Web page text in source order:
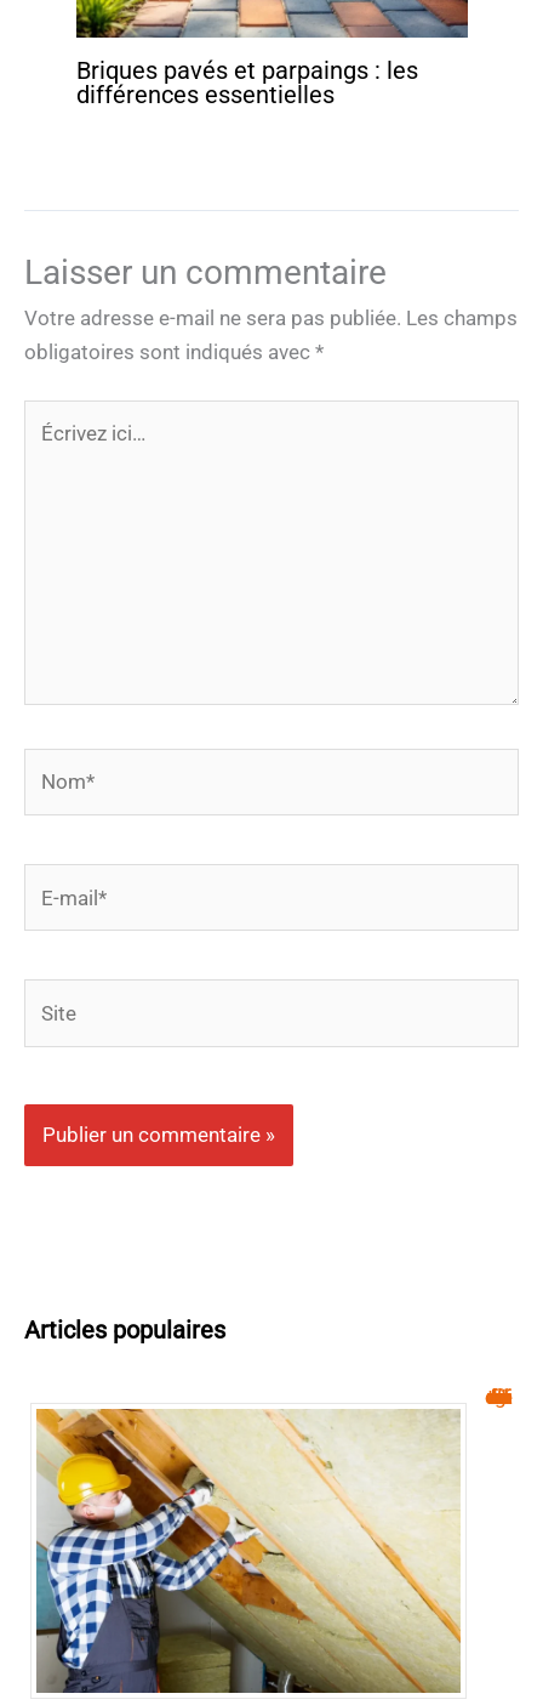
Briques pavés et parpaings : les
différences essentielles
Laisser un commentaire
Votre adresse e-mail ne sera pas publiée. Les champs
obligatoires sont indiqués avec *
mail*
Articles populaires
Isolation : réduisez vos factures d’énergie facilement !